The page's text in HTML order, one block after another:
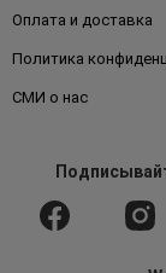
Оплата и доставка
Политика
СМИ о нас